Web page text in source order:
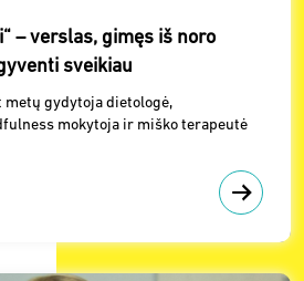
– verslas, gimęs iš noro
sveikiau
metų gydytoja dietologė,
mokytoja ir miško terapeutė